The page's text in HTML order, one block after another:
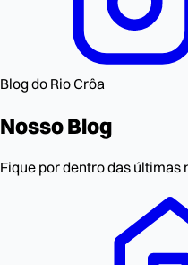
Blog do Rio Crôa
NossoBlog
Fique por dentro das